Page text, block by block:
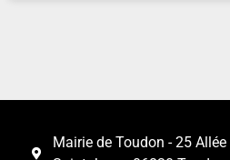
Mairie de Toudon - 25 Allée